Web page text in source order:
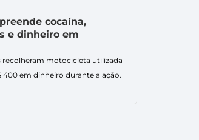
cocaína,
e dinheiro em
recolheram motocicleta utilizada
400 em dinheiro durante a ação.
Militar no Centro de